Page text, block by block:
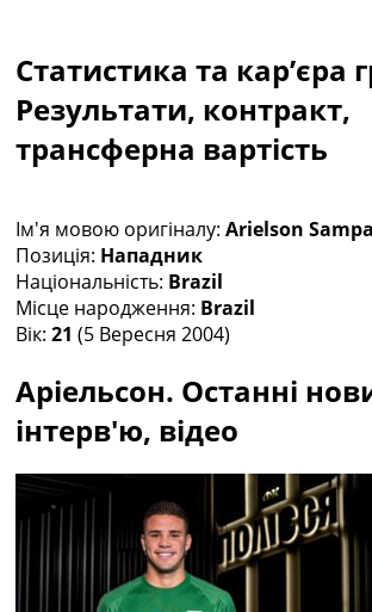
Чемпіонат Світу
Україна. Прем’єр-Ліга
Україна. Перша Ліга
Ліга Чемпіонів
Ще Турніри >>>
Таблиці
Чемпіонат Світу. Турнирні
Таблиця УПЛ
Перша Ліга
Таблиця Ла Ліги
Таблиця Ліги Чемпіонів
Всі таблиці >>>
Рейтинги
Рейтинг країн УЄФА
Рейтинг клубів УЄФА
Рейтинг ФІФА
Телепрограма
Статистика та кар’єра
Результати, контракт,
трансферна вартість
Ім'я мовою оригіналу: Arielson
Позиція: Нападник
Національність: Brazil
Місце народження: Brazil
Вік: 21 (5 Вересня 2004)
Аріельсон. Останні
інтерв'ю, відео